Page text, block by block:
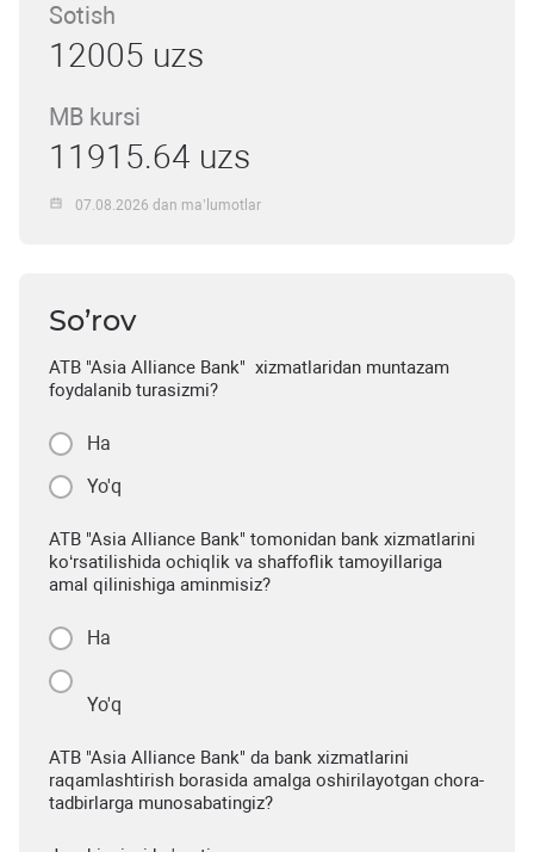
Sotish
12005 uzs
MB kursi
11915.64 uzs
07.08.2026 dan ma’lumotlar
So’rov
ATB "Asia Alliance Bank" xizmatlaridan muntazam
foydalanib turasizmi?
Ha
Yo'q
ATB "Asia Alliance Bank" tomonidan bank xizmatlarini
ko‘rsatilishida ochiqlik va shaffoflik tamoyillariga
amal qilinishiga aminmisiz?
Ha
Yo'q
ATB "Asia Alliance Bank" da bank xizmatlarini
raqamlashtirish borasida amalga oshirilayotgan chora-
tadbirlarga munosabatingiz?